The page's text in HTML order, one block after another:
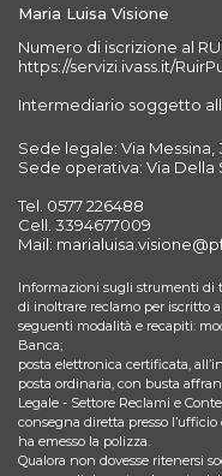
Maria Luisa Visione
Numero di iscrizione al
https://servizi.ivass.it/
Intermediario soggetto
Sede legale: Via Messina,
Sede operativa: Via Della
Tel. 0577 226488
Cell. 3394677009
Mail:
Informazioni sugli strumenti di
di inoltrare reclamo per iscritto
seguenti modalità e recapiti:
Banca;
posta elettronica certificata,
posta ordinaria, con busta
Legale - Settore Reclami e
consegna diretta presso
ha emesso la polizza.
Qualora non dovesse ritenersi